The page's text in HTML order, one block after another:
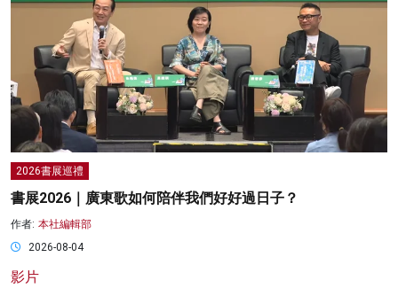
2026書展巡禮
書展2026｜廣東歌如何陪伴我們好好過日子？
作者: 本社編輯部
2026-08-04
影片